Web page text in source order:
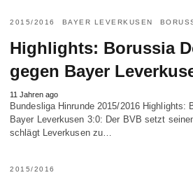
2015/2016 BAYER LEVERKUSEN
Highlights: Borussia
gegen Bayer
11 Jahren ago
Bundesliga Hinrunde 2015/2016 Highlights:
Bayer Leverkusen 3:0: Der BVB setzt
schlägt Leverkusen zu…
2015/2016